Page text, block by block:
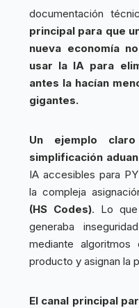
documentación
principal para que
nueva economía
usar la IA para
antes la hacían
gigantes.
Un ejemplo
simplificación
IA accesibles para
la compleja
(HS Codes). Lo que
generaba
mediante
producto y asignan la
El canal principal